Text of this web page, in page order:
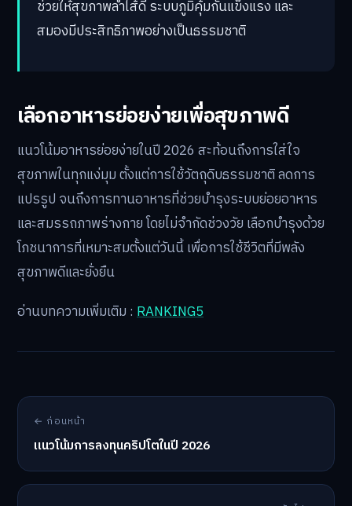
ช่วยให้สุขภาพลำไส้ดี ระบบภูมิคุ้มกันแข็งแรง และ
สมองมีประสิทธิภาพอย่างเป็นธรรมชาติ
เลือกอาหารย่อยง่ายเพื่อสุขภาพดี
แนวโน้มอาหารย่อยง่ายในปี 2026 สะท้อนถึงการใส่ใจ
สุขภาพในทุกแง่มุม ตั้งแต่การใช้วัตถุดิบธรรมชาติ ลดการ
แปรรูป จนถึงการทานอาหารที่ช่วยบำรุงระบบย่อยอาหาร
และสมรรถภาพร่างกาย โดยไม่จำกัดช่วงวัย เลือกบำรุงด้วย
โภชนาการที่เหมาะสมตั้งแต่วันนี้ เพื่อการใช้ชีวิตที่มีพลัง
สุขภาพดีและยั่งยืน
อ่านบทความเพิ่มเติม : RANKING5
← ก่อนหน้า
แนวโน้มการลงทุนคริปโตในปี 2026